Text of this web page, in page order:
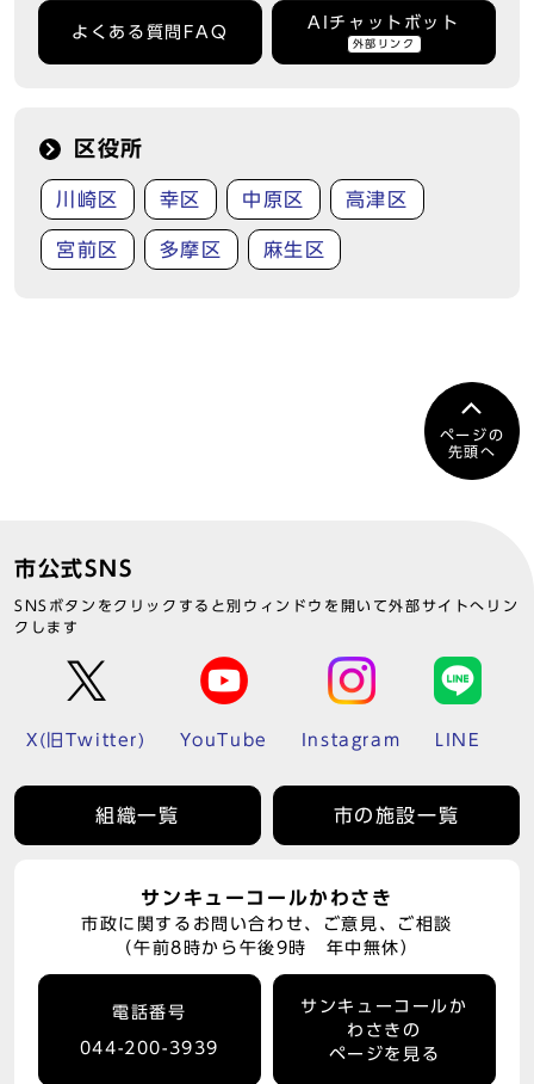
よくある質問FAQ
AIチャットボット
外部リンク
区役所
川崎区 幸区 中原区 高津区
宮前区 多摩区 麻生区
ページの
先頭へ
市公式SNS
SNSボタンをクリックすると別ウィンドウを開いて外部サイトへリン
クします
X(旧Twitter) YouTube Instagram LINE
組織一覧 市の施設一覧
サンキューコールかわさき
市政に関するお問い合わせ、ご意見、ご相談
（午前8時から午後9時 年中無休）
電話番号
044-200-3939
サンキューコールか
わさきの
ページを見る